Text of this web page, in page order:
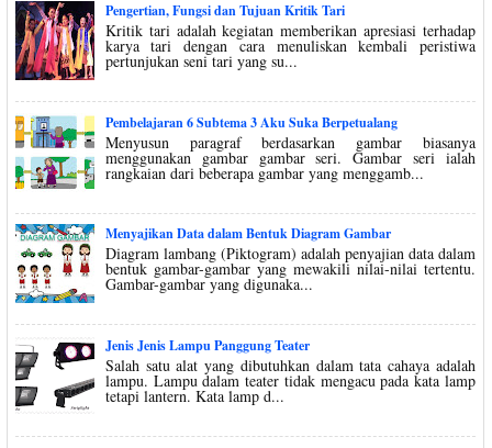
Pengertian, Fungsi dan Tujuan Kritik Tari
Kritik tari adalah kegiatan memberikan apresiasi terhadap
karya tari dengan cara menuliskan kembali peristiwa
pertunjukan seni tari yang su...
Pembelajaran 6 Subtema 3 Aku Suka Berpetualang
Menyusun paragraf berdasarkan gambar biasanya
menggunakan gambar gambar seri. Gambar seri ialah
rangkaian dari beberapa gambar yang menggamb...
Menyajikan Data dalam Bentuk Diagram Gambar
Diagram lambang (Piktogram) adalah penyajian data dalam
bentuk gambar-gambar yang mewakili nilai-nilai tertentu.
Gambar-gambar yang digunaka...
Jenis Jenis Lampu Panggung Teater
Salah satu alat yang dibutuhkan dalam tata cahaya adalah
lampu. Lampu dalam teater tidak mengacu pada kata lamp
tetapi lantern. Kata lamp d...